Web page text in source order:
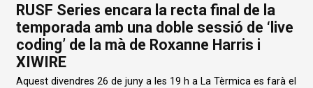
RUSF Series encara la recta final de la
temporada amb una doble sessió de ‘live
coding’ de la mà de Roxanne Harris i
XIWIRE
Aquest divendres 26 de juny a les 19 h a La Tèrmica es farà el